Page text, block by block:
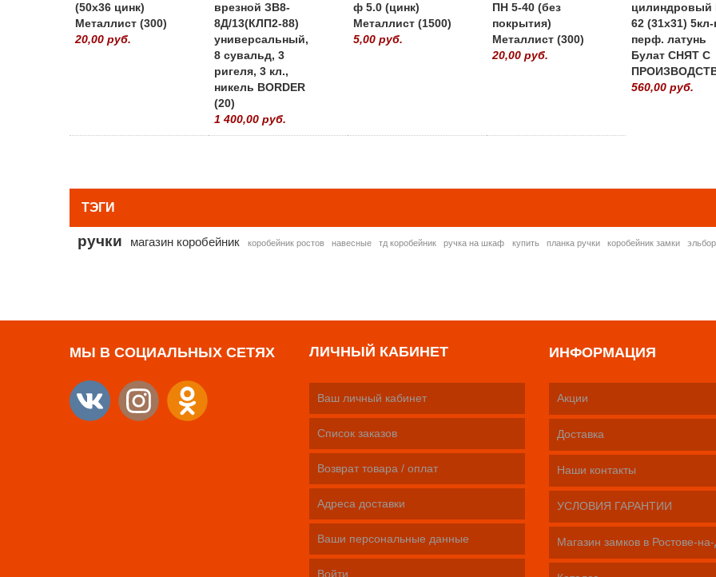
(50х36 цинк)
Металлист (300)
20,00 руб.
врезной ЗВ8-
8Д/13(КЛП2-88)
универсальный,
8 сувальд, 3
ригеля, 3 кл.,
никель BORDER
(20)
1 400,00 руб.
ф 5.0 (цинк)
Металлист (1500)
5,00 руб.
ПН 5-40 (без
покрытия)
Металлист (300)
20,00 руб.
цилиндровый
62 (31х31) 5кл-
перф. латунь
Булат СНЯТ С
560,00 руб.
ТЭГИ
ручки магазин коробейник коробейник ростов навесные тд коробейник ручка на шкаф купить планка ручки коробейник замки эльбор
МЫ В СОЦИАЛЬНЫХ СЕТЯХ ЛИЧНЫЙ КАБИНЕТ
Ваш личный кабинет
Список заказов
Возврат товара / оплат
Адреса доставки
Ваши персональные данные
Войти
ИНФОРМАЦИЯ
Акции
Доставка
Наши контакты
УСЛОВИЯ ГАРАНТИИ
Магазин замков в Ростове-